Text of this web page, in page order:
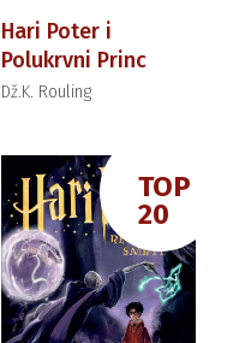
Hari Poter i
Polukrvni Princ
Dž.K. Rouling
TOP
20